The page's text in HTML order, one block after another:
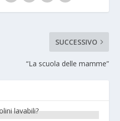
SUCCESSIVO
“La scuola delle mamme”